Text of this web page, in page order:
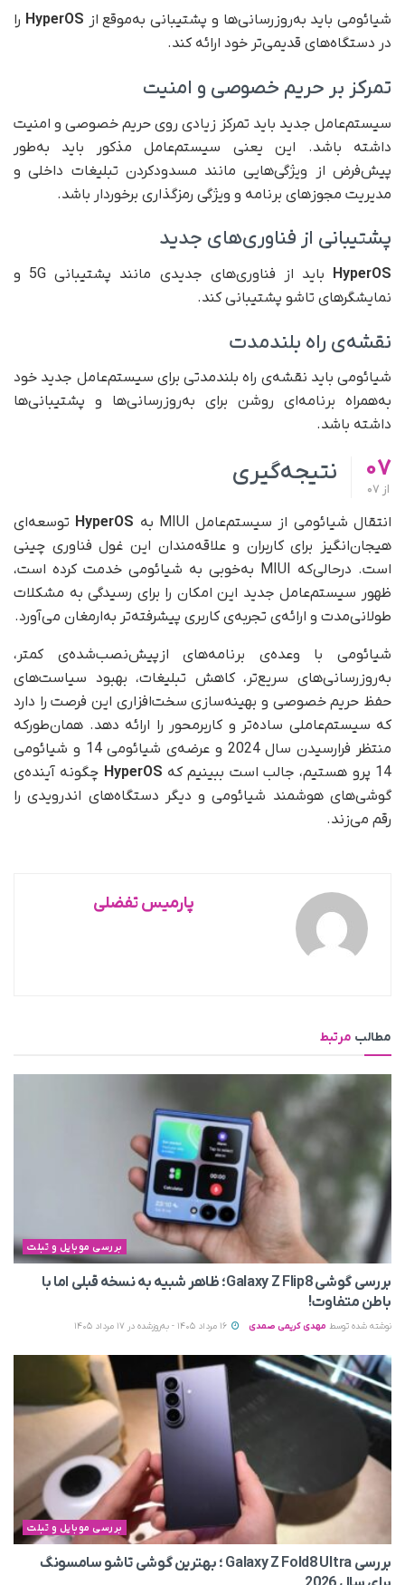
شیائومی باید به‌روزرسانی‌ها و پشتیبانی به‌موقع از HyperOS را
در دستگاه‌های قدیمی‌تر خود ارائه کند.
تمرکز بر حریم خصوصی و امنیت
سیستم‌عامل جدید باید تمرکز زیادی روی حریم خصوصی و امنیت
داشته باشد. این یعنی سیستم‌عامل مذکور باید به‌طور
پیش‌فرض از ویژگی‌هایی مانند مسدود‌کردن تبلیغات داخلی و
مدیریت مجوز‌های برنامه و ویژگی رمز‌گذاری برخوردار باشد.
پشتیبانی از فناوری‌های جدید
HyperOS
باید از فناوری‌های جدیدی مانند پشتیبانی 5G و
نمایشگر‌های تاشو پشتیبانی کند.
نقشه‌ی راه بلند‌مدت
شیائومی باید نقشه‌ی راه بلند‌مدتی برای سیستم‌عامل جدید خود
به‌همراه برنامه‌ای روشن برای به‌روزرسانی‌ها و پشتیبانی‌ها
داشته باشد.
07
از
نتیجه‌گیری
انتقال شیائومی از سیستم‌عامل MIUI به HyperOS توسعه‌ای
هیجان‌انگیز برای کاربران و علاقه‌مندان این غول فناوری چینی
است. در‌حالی‌که MIUI به‌خوبی به شیائومی خدمت کرده است،
ظهور سیستم‌عامل جدید این امکان را برای رسیدگی به مشکلات
طولانی‌مدت و ارائه‌ی تجربه‌ی کاربری پیشرفته‌تر به‌ارمغان می‌آورد.
شیائومی با وعده‌ی برنامه‌های از‌پیش‌نصب‌شده‌ی کمتر،
به‌روزرسانی‌های سریع‌تر، کاهش تبلیغات، بهبود سیاست‌های
حفظ حریم خصوصی و بهینه‌سازی سخت‌افزاری این فرصت را دارد
که سیستم‌عاملی ساده‌تر و کاربر‌محور را ارائه دهد. همان‌طور‌که
منتظر فرا‌رسیدن سال 2024 و عرضه‌ی شیائومی 14 و شیائومی
14 پرو هستیم، جالب است ببینیم که
HyperOS چگونه آینده‌ی
گوشی‌های هوشمند شیائومی و دیگر دستگاه‌های اندرویدی را
رقم می‌زند.
پارمیس تفضلی
مطالب مرتبط
بررسی موبایل و تبلت
بررسی گوشی Galaxy Z Flip8؛ ظاهر شبیه به نسخه قبلی اما با
باطن متفاوت!
نوشته شده توسط مهدی کریمی صمدی
بررسی موبایل و تبلت
بررسی Galaxy Z Fold8 Ultra ؛ بهترین گوشی تاشو سامسونگ